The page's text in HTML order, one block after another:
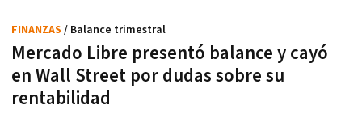
Mercado Libre presentó balance y cayó
en Wall Street por dudas sobre su
rentabilidad
FINANZAS / Balance trimestral